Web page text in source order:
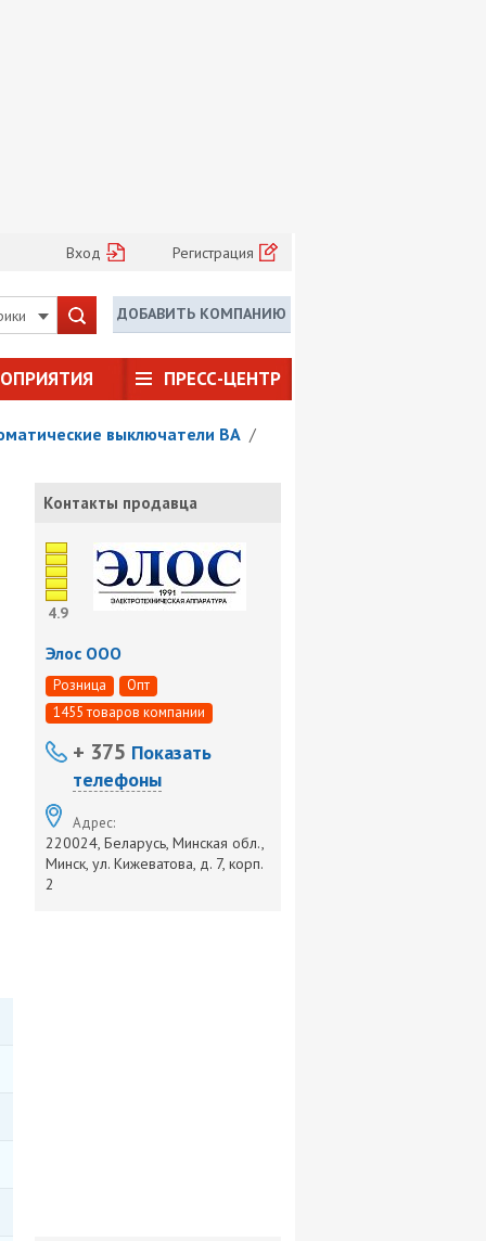
Вход Регистрация
ДОБАВИТЬ КОМПАНИЮ
ПРЕСС-ЦЕНТР
выключатели ВА /
Контакты продавца
4.9
Элос ООО
Розница
Опт
1455 товаров компании
+ 375 Показать
телефоны
Адрес:
220024, Беларусь, Минская обл.,
Минск, ул. Кижеватова, д. 7, корп.
2